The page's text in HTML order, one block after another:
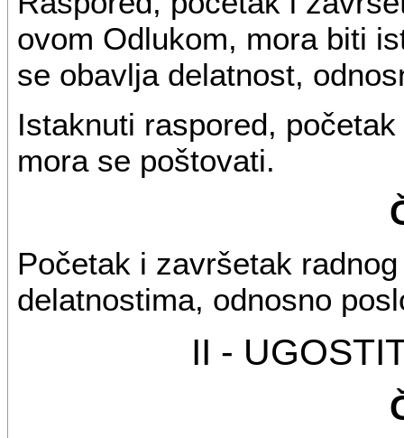
ovom Odlukom, mora biti
se obavlja delatnost,
Istaknuti raspored,
mora se poštovati.
Početak i završetak
delatnostima, odnosno
II -